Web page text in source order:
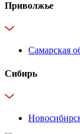
Приволжье
Самарская
Сибирь